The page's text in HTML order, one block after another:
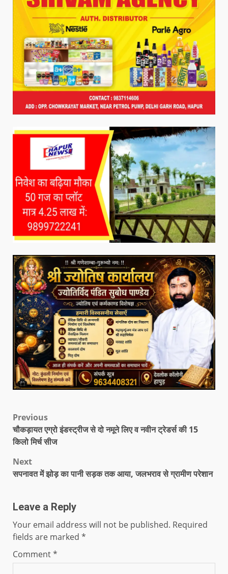
Previous
चौकड़ायत एग्रो इंडस्ट्रीज से दो नमूने लिए व नवीन ट्रेडर्स की 15
किलो मिर्च सीज
Next
सपनावत में झोड़ का पानी सड़क तक आया, जलभराव से ग्रामीण परेशान
Leave a Reply
Your email address will not be published. Required
fields are marked *
Comment*